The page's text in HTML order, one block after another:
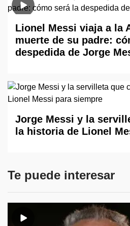
Lionel Messi viaja a la
muerte de su padre:
despedida de Jorge
Jorge Messi y la
la historia de Lionel
Te puede interesar